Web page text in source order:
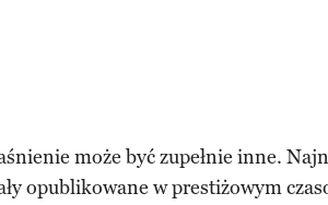
może być zupełnie inne.
opublikowane w prestiżowym